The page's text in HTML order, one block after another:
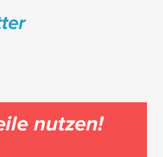
nutzen!